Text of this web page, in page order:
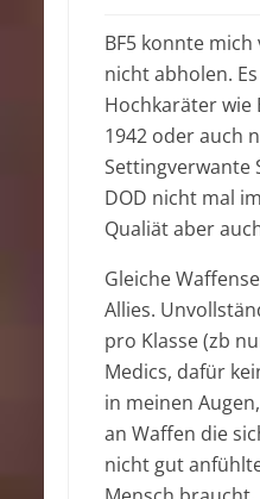
BF5 konnte
nicht abholen.
Hochkaräter wie
1942 oder auch
Settingverwante
DOD nicht mal
Qualiät aber
Gleiche
Allies.
pro Klasse (zb
Medics, dafür
in meinen
an Waffen die
nicht gut